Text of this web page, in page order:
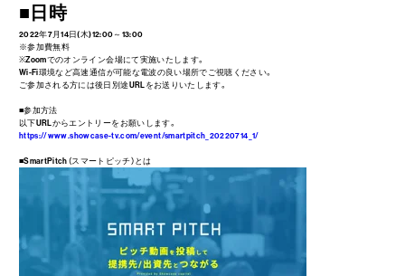
■日時
2022年7月14日(木)12:00～13:00
※参加費無料
※Zoomでのオンライン会場にて実施いたします。
Wi-Fi環境など高速通信が可能な電波の良い場所でご視聴ください。
ご参加される方には後日別途URLをお送りいたします。
■参加方法
以下URLからエントリーをお願いします。
https://www.showcase-tv.com/event/smartpitch_20220714_1/
■SmartPitch（スマートピッチ）とは